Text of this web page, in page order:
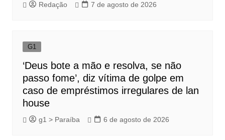
Redação 7 de agosto de 2026
G1
‘Deus bote a mão e resolva, se não
passo fome’, diz vítima de golpe em
caso de empréstimos irregulares de lan
house
g1 > Paraíba 6 de agosto de 2026